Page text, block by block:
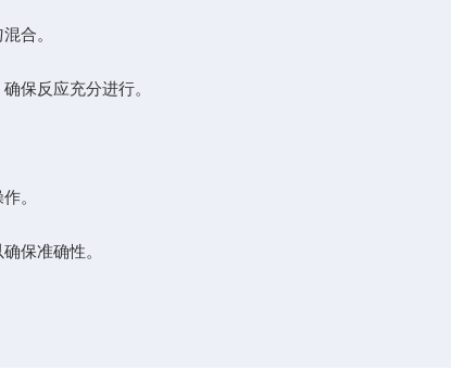
合。
保反应充分进行。
。
保准确性。